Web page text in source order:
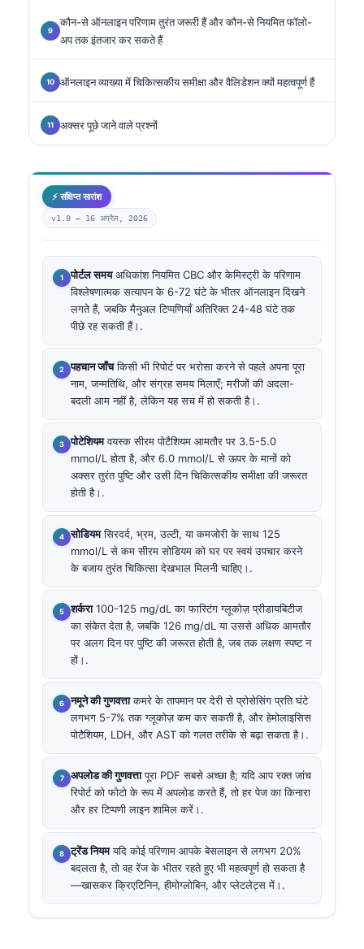
कौन-से ऑनलाइन परिणाम तुरंत जरूरी हैं और कौन-से नियमित फॉलो-
अप तक इंतजार कर सकते हैं
ऑनलाइन व्याख्या में चिकित्सकीय समीक्षा और वैलिडेशन क्यों महत्वपूर्ण हैं
अक्सर पूछे जाने वाले प्रश्नों
⚡ संक्षिप्त सारांश
v1.0 — 16 अप्रैल, 2026
पोर्टल समयअधिकांश नियमित CBC और केमिस्ट्री के परिणाम
विश्लेषणात्मक सत्यापन के 6-72 घंटे के भीतर ऑनलाइन दिखने
लगते हैं, जबकि मैनुअल टिप्पणियाँ अतिरिक्त 24-48 घंटे तक
पीछे रह सकती हैं।.
पहचान जाँचकिसी भी रिपोर्ट पर भरोसा करने से पहले अपना पूरा
नाम, जन्मतिथि, और संग्रह समय मिलाएँ; मरीजों की अदला-
बदली आम नहीं है, लेकिन यह सच में हो सकती है।.
पोटेशियमवयस्क सीरम पोटैशियम आमतौर पर 3.5-5.0
mmol/L होता है, और 6.0 mmol/L से ऊपर के मानों को
अक्सर तुरंत पुष्टि और उसी दिन चिकित्सकीय समीक्षा की जरूरत
होती है।.
सोडियमसिरदर्द, भ्रम, उल्टी, या कमजोरी के साथ 125
mmol/L से कम सीरम सोडियम को घर पर स्वयं उपचार करने
के बजाय तुरंत चिकित्सा देखभाल मिलनी चाहिए।.
शर्करा100-125 mg/dL का फास्टिंग ग्लूकोज़ प्रीडायबिटीज
का संकेत देता है, जबकि 126 mg/dL या उससे अधिक आमतौर
पर अलग दिन पर पुष्टि की जरूरत होती है, जब तक लक्षण स्पष्ट न
हों।.
नमूने की गुणवत्ताकमरे के तापमान पर देरी से प्रोसेसिंग प्रति घंटे
लगभग 5-7% तक ग्लूकोज़ कम कर सकती है, और हेमोलाइसिस
पोटैशियम, LDH, और AST को गलत तरीके से बढ़ा सकता है।.
अपलोड की गुणवत्तापूरा PDF सबसे अच्छा है; यदि आप रक्त जांच
रिपोर्ट को फोटो के रूप में अपलोड करते हैं, तो हर पेज का किनारा
और हर टिप्पणी लाइन शामिल करें।.
ट्रेंड नियमयदि कोई परिणाम आपके बेसलाइन से लगभग 20%
बदलता है, तो वह रेंज के भीतर रहते हुए भी महत्वपूर्ण हो सकता है
—खासकर क्रिएटिनिन, हीमोग्लोबिन, और प्लेटलेट्स में।.